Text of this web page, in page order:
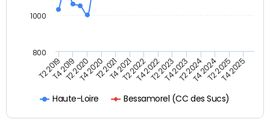
Haute-Loire Bessamorel (CC des Sucs)
T2 2019T4 2019T2 2020T4 2020T2 2021T4 2021T2 2022T4 2022T2 2023T4 2023T2 2024T4 2024T2 2025T4 2025
800
1000